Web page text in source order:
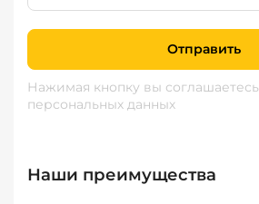
Отправить
Нажимая кнопку вы соглашаетесь
персональных данных
Наши преимущества